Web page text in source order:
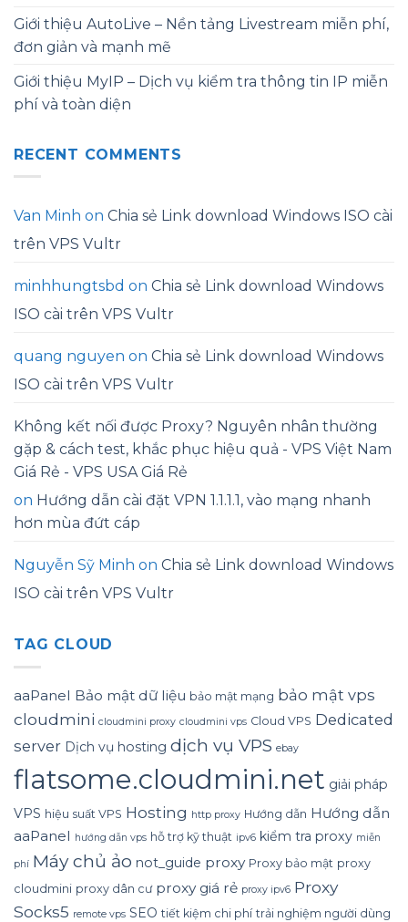
Giới thiệu AutoLive – Nền tảng Livestream miễn phí,
đơn giản và mạnh mẽ
Giới thiệu MyIP – Dịch vụ kiểm tra thông tin IP miễn
phí và toàn diện
RECENT COMMENTS
Van Minh on Chia sẻ Link download Windows ISO cài
trên VPS Vultr
minhhungtsbd on Chia sẻ Link download Windows
ISO cài trên VPS Vultr
quang nguyen on Chia sẻ Link download Windows
ISO cài trên VPS Vultr
Không kết nối được Proxy? Nguyên nhân thường
gặp & cách test, khắc phục hiệu quả - VPS Việt Nam
Giá Rẻ - VPS USA Giá Rẻ
on Hướng dẫn cài đặt VPN 1.1.1.1, vào mạng nhanh
hơn mùa đứt cáp
Nguyễn Sỹ Minh on Chia sẻ Link download Windows
ISO cài trên VPS Vultr
TAG CLOUD
aaPanel Bảo mật dữ liệu bảo mật mạng bảo mật vps
cloudmini cloudmini proxy cloudmini vps Cloud VPS Dedicated
server Dịch vụ hosting dịch vụ VPS ebay
flatsome.cloudmini.net giải pháp
VPS hiệu suất VPS Hosting http proxy Hướng dẫn Hướng dẫn
aaPanel hướng dẫn vps hỗ trợ kỹ thuật ipv6 kiểm tra proxy miễn
phí Máy chủ ảo not_guide proxy Proxy bảo mật proxy
cloudmini proxy dân cư proxy giá rẻ proxy ipv6 Proxy
Socks5 remote vps SEO tiết kiệm chi phí trải nghiệm người dùng